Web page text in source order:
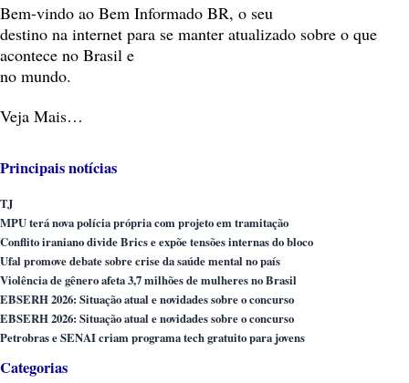
Bem-vindo ao Bem Informado BR, o seu
destino na internet para se manter atualizado sobre o que
acontece no Brasil e
no mundo.
Veja Mais…
Principais notícias
TJ
MPU terá nova polícia própria com projeto em tramitação
Conflito iraniano divide Brics e expõe tensões internas do bloco
Ufal promove debate sobre crise da saúde mental no país
Violência de gênero afeta 3,7 milhões de mulheres no Brasil
EBSERH 2026: Situação atual e novidades sobre o concurso
EBSERH 2026: Situação atual e novidades sobre o concurso
Petrobras e SENAI criam programa tech gratuito para jovens
Categorias